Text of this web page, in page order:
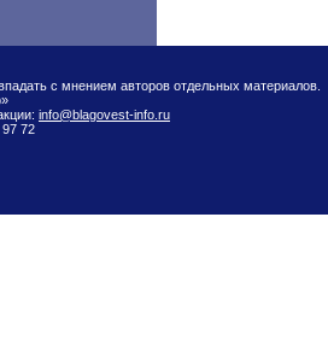
с мнением авторов отдельных материалов.
info@blagovest-info.ru
72